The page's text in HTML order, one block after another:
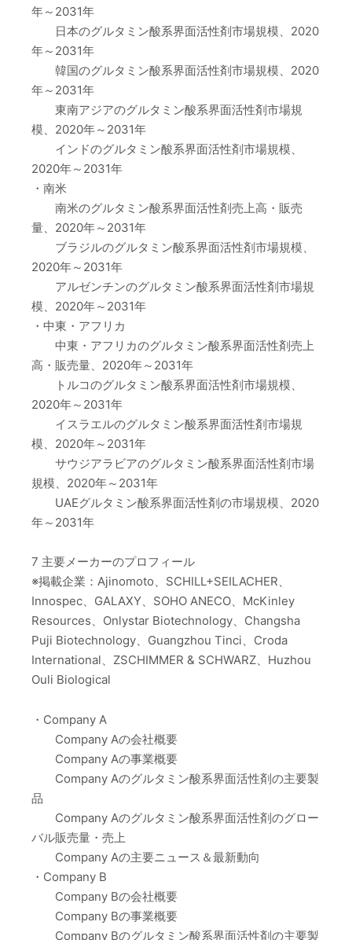
年～2031年
日本のグルタミン酸系界面活性剤市場規模、2020
年～2031年
韓国のグルタミン酸系界面活性剤市場規模、2020
年～2031年
東南アジアのグルタミン酸系界面活性剤市場規
模、2020年～2031年
インドのグルタミン酸系界面活性剤市場規模、
2020年～2031年
・南米
南米のグルタミン酸系界面活性剤売上高・販売
量、2020年～2031年
ブラジルのグルタミン酸系界面活性剤市場規模、
2020年～2031年
アルゼンチンのグルタミン酸系界面活性剤市場規
模、2020年～2031年
・中東・アフリカ
中東・アフリカのグルタミン酸系界面活性剤売上
高・販売量、2020年～2031年
トルコのグルタミン酸系界面活性剤市場規模、
2020年～2031年
イスラエルのグルタミン酸系界面活性剤市場規
模、2020年～2031年
サウジアラビアのグルタミン酸系界面活性剤市場
規模、2020年～2031年
UAEグルタミン酸系界面活性剤の市場規模、2020
年～2031年
7 主要メーカーのプロフィール
※掲載企業：Ajinomoto、SCHILL+SEILACHER、
Innospec、GALAXY、SOHO ANECO、McKinley
Resources、Onlystar Biotechnology、Changsha
Puji Biotechnology、Guangzhou Tinci、Croda
International、ZSCHIMMER & SCHWARZ、Huzhou
Ouli Biological
・Company A
Company Aの会社概要
Company Aの事業概要
Company Aのグルタミン酸系界面活性剤の主要製
品
Company Aのグルタミン酸系界面活性剤のグロー
バル販売量・売上
Company Aの主要ニュース＆最新動向
・Company B
Company Bの会社概要
Company Bの事業概要
Company Bのグルタミン酸系界面活性剤の主要製